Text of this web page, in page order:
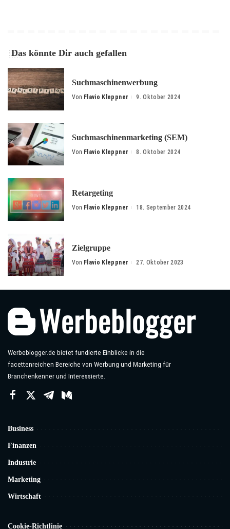
Das könnte Dir auch gefallen
Suchmaschinenwerbung
Posted
Von Flavio Kleppner 9. Oktober 2024
Suchmaschinenmarketing (SEM)
Posted
Von Flavio Kleppner 8. Oktober 2024
Retargeting
Posted
Von Flavio Kleppner 18. September 2024
Zielgruppe
Posted
Von Flavio Kleppner 27. Oktober 2023
Werbeblogger.de bietet fundierte Einblicke in die
facettenreichen Bereiche von Werbung und Marketing für
Branchenkenner und Interessierte.
Business
Finanzen
Industrie
Marketing
Wirtschaft
Cookie-Richtlinie